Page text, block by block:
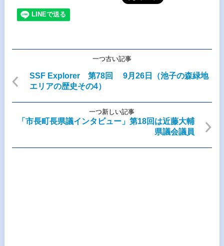
一つ古い記事
SSF Explorer 第78回 9月26日（池子の森緑地
エリアの歴史その4）
一つ新しい記事
「市長町長県議インタビュー」第18回は近藤大輔
県議会議員